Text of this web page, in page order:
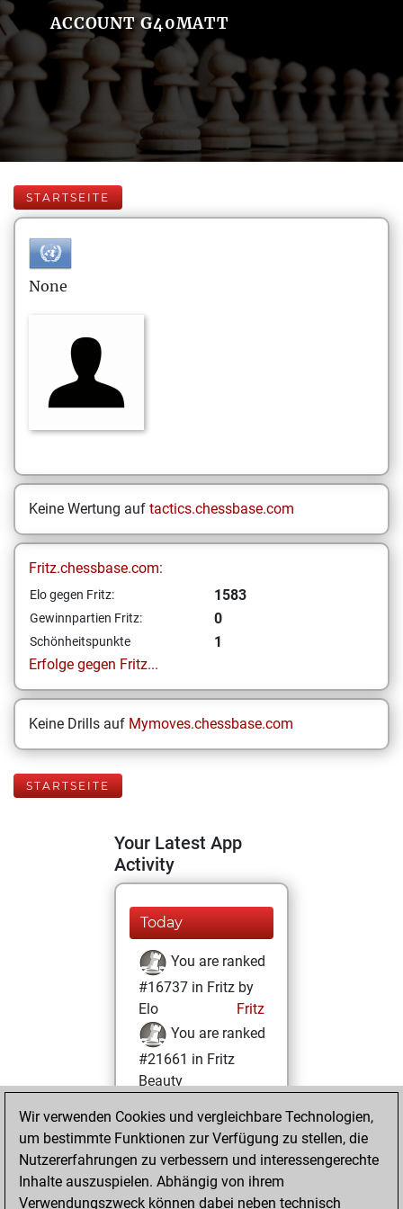
ACCOUNT G40MATT
STARTSEITE
None
Keine Wertung auf tactics.chessbase.com
Fritz.chessbase.com:
Elo gegen Fritz: 1583
Gewinnpartien Fritz: 0
Schönheitspunkte
1
Erfolge gegen Fritz...
Keine Drills auf Mymoves.chessbase.com
STARTSEITE
Your Latest App
Activity
Today
You are ranked
#16737 in Fritz by
Elo
Fritz
You are ranked
#21661 in Fritz
Beauty
Samstag,
Dezember 12,
2020
You achieved a
Wir verwenden Cookies und vergleichbare Technologien,
um bestimmte Funktionen zur Verfügung zu stellen, die
Nutzererfahrungen zu verbessern und interessengerechte
Inhalte auszuspielen. Abhängig von ihrem
Verwendungszweck können dabei neben technisch